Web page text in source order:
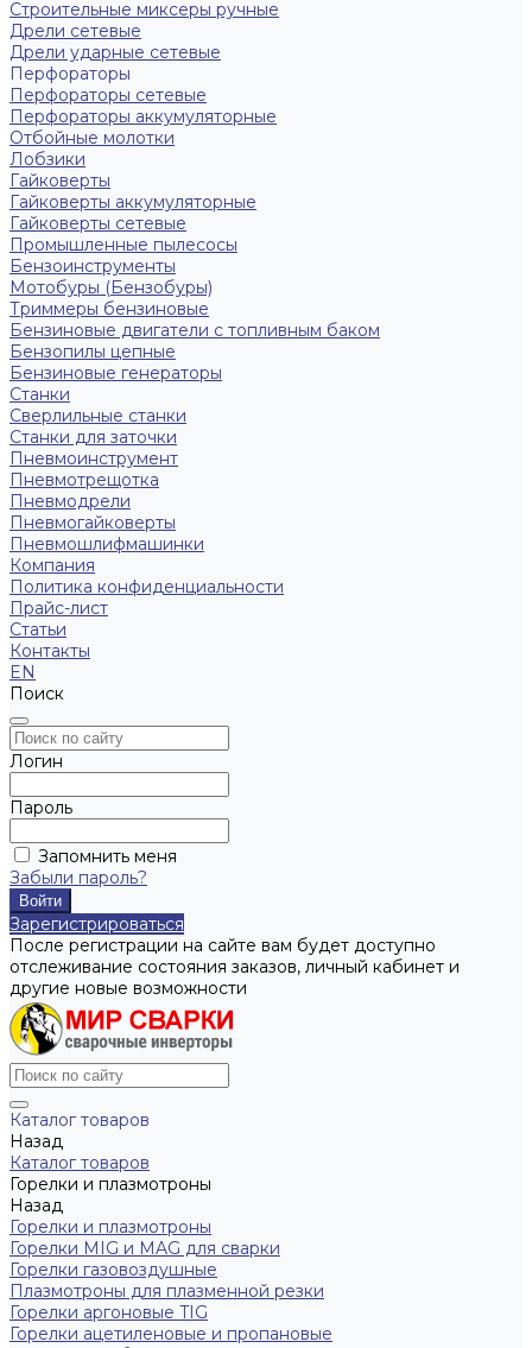
Строительные миксеры ручные
Дрели сетевые
Дрели ударные сетевые
Перфораторы
Перфораторы сетевые
Перфораторы аккумуляторные
Отбойные молотки
Лобзики
Гайковерты
Гайковерты аккумуляторные
Гайковерты сетевые
Промышленные пылесосы
Бензоинструменты
Мотобуры (Бензобуры)
Триммеры бензиновые
Бензиновые двигатели с топливным баком
Бензопилы цепные
Бензиновые генераторы
Станки
Сверлильные станки
Станки для заточки
Пневмоинструмент
Пневмотрещотка
Пневмодрели
Пневмогайковерты
Пневмошлифмашинки
Компания
Политика конфиденциальности
Прайс-лист
Статьи
Контакты
EN
Поиск
Логин
Пароль
Запомнить меня
Забыли пароль?
Зарегистрироваться
После регистрации на сайте вам будет доступно
отслеживание состояния заказов, личный кабинет и
другие новые возможности
Каталог товаров
Назад
Каталог товаров
Горелки и плазмотроны
Назад
Горелки и плазмотроны
Горелки MIG и MAG для сварки
Горелки газовоздушные
Плазмотроны для плазменной резки
Горелки аргоновые TIG
Горелки ацетиленовые и пропановые